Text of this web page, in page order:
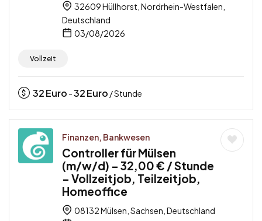
32609 Hüllhorst, Nordrhein-Westfalen,
Deutschland
03/08/2026
Vollzeit
32Euro -32Euro / Stunde
Finanzen, Bankwesen
Controller für Mülsen
(m/w/d) – 32,00 € / Stunde
– Vollzeitjob, Teilzeitjob,
Homeoffice
08132 Mülsen, Sachsen, Deutschland